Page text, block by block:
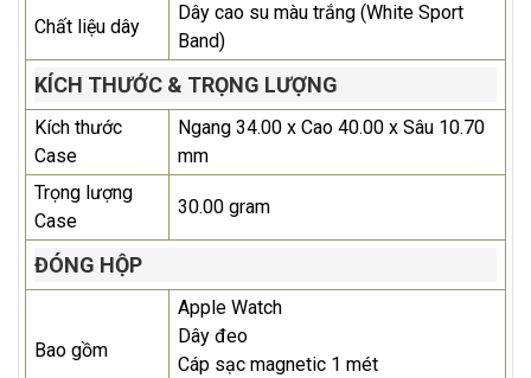
Chất liệu dây
Dây cao su màu trắng (White Sport
Band)
KÍCH THƯỚC & TRỌNG LƯỢNG
Kích thước
Case
Ngang 34.00 x Cao 40.00 x Sâu 10.70
mm
Trọng lượng
Case
30.00 gram
ĐÓNG HỘP
Bao gồm
Apple Watch
Dây đeo
Cáp sạc magnetic 1 mét